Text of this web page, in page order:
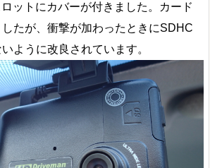
ットにカバーが付きました。カード
たが、衝撃が加わったときにSDHC
ように改良されています。